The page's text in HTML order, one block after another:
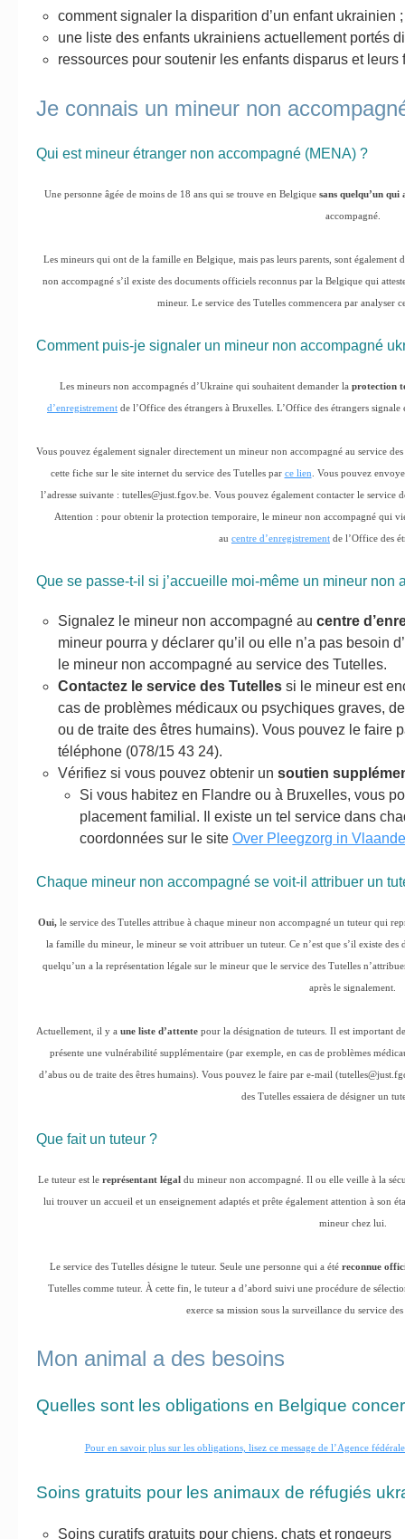
comment signaler la disparition d’un enfant ukrainien ;
une liste des enfants ukrainiens actuellement portés
ressources pour soutenir les enfants disparus et leurs
Je connais un mineur non
Qui est mineur étranger non accompagné (MENA) ?
Une personne âgée de moins de 18 ans qui se trouve en Belgique sans quelqu’un
accompagné.
Les mineurs qui ont de la famille en Belgique, mais pas leurs parents, sont également
non accompagné s’il existe des documents officiels reconnus par la Belgique qui
mineur. Le service des Tutelles commencera par analyser
Comment puis-je signaler un mineur non accompagné
Les mineurs non accompagnés d’Ukraine qui souhaitent demander la protection
d’enregistrement de l’Office des étrangers à Bruxelles. L’Office des étrangers
Vous pouvez également signaler directement un mineur non accompagné au service
cette fiche sur le site internet du service des Tutelles par ce lien . Vous pouvez
l’adresse suivante : tutelles@just.fgov.be. Vous pouvez également contacter le
Attention : pour obtenir la protection temporaire, le mineur non accompagné qui
au centre d’enregistrement de l’Office des
Que se passe-t-il si j’accueille moi-même un mineur non
Signalez le mineur non accompagné au centre
mineur pourra y déclarer qu’il ou elle n’a pas besoin
le mineur non accompagné au service des Tutelles.
Contactez le service des Tutelles si le mineur est
cas de problèmes médicaux ou psychiques graves,
ou de traite des êtres humains). Vous pouvez le faire
téléphone (078/15 43 24).
Vérifiez si vous pouvez obtenir un soutien
Si vous habitez en Flandre ou à Bruxelles, vous
placement familial. Il existe un tel service dans
coordonnées sur le site Over Pleegzorg in
Chaque mineur non accompagné se voit-il attribuer un
Oui, le service des Tutelles attribue à chaque mineur non accompagné un tuteur qui
la famille du mineur, le mineur se voit attribuer un tuteur. Ce n’est que s’il existe
quelqu’un a la représentation légale sur le mineur que le service des Tutelles
après le signalement.
Actuellement, il y a une liste d’attente pour la désignation de tuteurs. Il est important
présente une vulnérabilité supplémentaire (par exemple, en cas de problèmes
d’abus ou de traite des êtres humains). Vous pouvez le faire par e-mail
des Tutelles essaiera de désigner un
Que fait un tuteur ?
Le tuteur est le représentant légal du mineur non accompagné. Il ou elle veille à la
lui trouver un accueil et un enseignement adaptés et prête également attention à son
mineur chez lui.
Le service des Tutelles désigne le tuteur. Seule une personne qui a été reconnue
Tutelles comme tuteur. À cette fin, le tuteur a d’abord suivi une procédure de
exerce sa mission sous la surveillance du service
Mon animal a des besoins
Quelles sont les obligations en Belgique
Pour en savoir plus sur les obligations, lisez ce message de l’Agence
Soins gratuits pour les animaux de réfugiés
Soins curatifs gratuits pour chiens, chats et rongeurs